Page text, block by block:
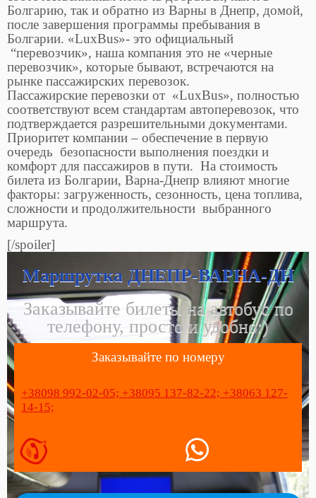
Болгарию, так и обратно из Варны в Днепр, домой,
после завершения программы пребывания в
Болгарии. «LuxBus»- это официальный
“перевозчик», наша компания это не «черные
перевозчик», которые бывают, встречаются на
рынке пассажирских перевозок.
Пассажирские перевозки от «LuxBus», полностью
соответствуют всем стандартам автоперевозок, что
подтверждается разрешительными документами.
Приоритет компании – обеспечение в первую
очередь безопасности выполнения поездки и
комфорт для пассажиров в пути. На стоимость
билета из Болгарии, Варна-Днепр влияют многие
факторы: загруженность, сезонность, цена топлива,
сложности и продолжительности выбранного
маршрута.
[/spoiler]
Маршрутка ДНЕПР-ВАРНА-ДН
Заказывайте билеты на автобус по
телефону, просто и удобно:)
Заказывайте по номеру
+38098 992-02-05; +38095 137-82-22; +38063 127-
14-15;